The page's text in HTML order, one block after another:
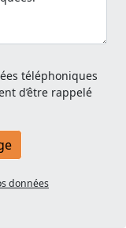
téléphoniques
d’être rappelé
données